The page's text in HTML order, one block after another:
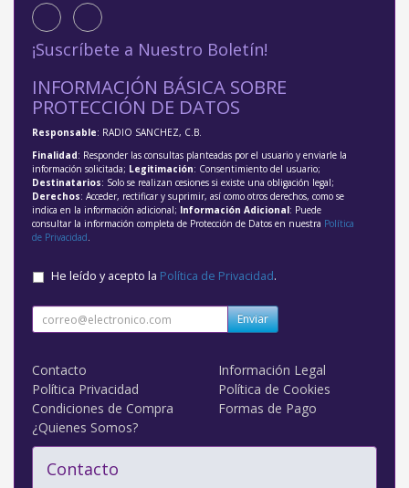
¡Suscríbete a Nuestro Boletín!
INFORMACIÓN BÁSICA SOBRE
PROTECCIÓN DE DATOS
Responsable: RADIO SANCHEZ, C.B.
Finalidad: Responder las consultas planteadas por el usuario y enviarle la
información solicitada; Legitimación: Consentimiento del usuario;
Destinatarios: Solo se realizan cesiones si existe una obligación legal;
Derechos: Acceder, rectificar y suprimir, así como otros derechos, como se
indica en la información adicional; Información Adicional: Puede
consultar la información completa de Protección de Datos en nuestra Política
de Privacidad.
He leído y acepto la Política de Privacidad.
Enviar
Contacto
Información Legal
Política Privacidad
Política de Cookies
Condiciones de Compra
Formas de Pago
¿Quienes Somos?
Contacto